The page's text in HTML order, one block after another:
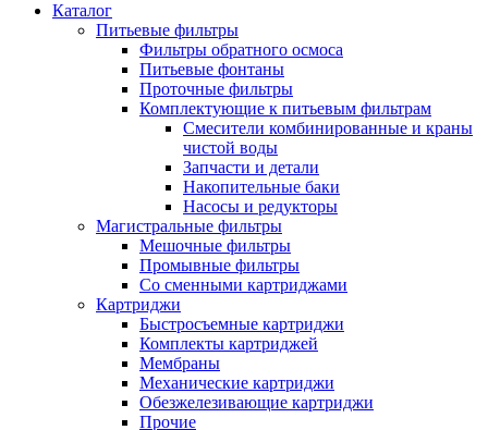
Каталог
Питьевые фильтры
Фильтры обратного осмоса
Питьевые фонтаны
Проточные фильтры
Комплектующие к питьевым фильтрам
Смесители комбинированные и краны
чистой воды
Запчасти и детали
Накопительные баки
Насосы и редукторы
Магистральные фильтры
Мешочные фильтры
Промывные фильтры
Со сменными картриджами
Картриджи
Быстросъемные картриджи
Комплекты картриджей
Мембраны
Механические картриджи
Обезжелезивающие картриджи
Прочие